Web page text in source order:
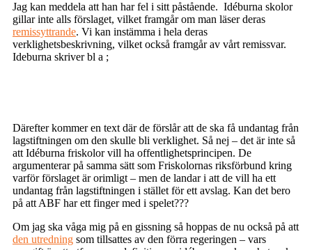
Jag kan meddela att han har fel i sitt påstående. Idéburna skolor
gillar inte alls förslaget, vilket framgår om man läser deras
remissyttrande. Vi kan instämma i hela deras
verklighetsbeskrivning, vilket också framgår av vårt remissvar.
Ideburna skriver bl a ;
Därefter kommer en text där de förslår att de ska få undantag från
lagstiftningen om den skulle bli verklighet. Så nej – det är inte så
att Idéburna friskolor vill ha offentlighetsprincipen. De
argumenterar på samma sätt som Friskolornas riksförbund kring
varför förslaget är orimligt – men de landar i att de vill ha ett
undantag från lagstiftningen i stället för ett avslag. Kan det bero
på att ABF har ett finger med i spelet???
Om jag ska våga mig på en gissning så hoppas de nu också på att
den utredning som tillsattes av den förra regeringen – vars